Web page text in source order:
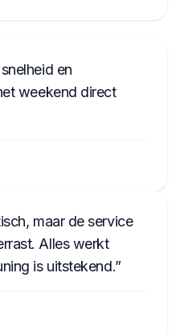
en
weekend direct
maar de service
Alles werkt
is uitstekend.